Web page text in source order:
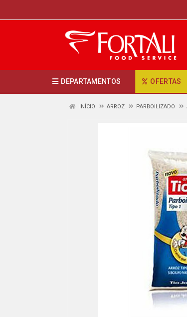
DEPARTAMENTOS OFERTAS
INÍCIO ARROZ PARBOILIZADO